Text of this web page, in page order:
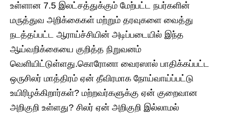
உள்ளான 7.5 இலட்சத்துக்கும் மேற்பட்ட நபர்களின்
மருத்துவ அறிக்கைகள் மற்றும் தரவுகளை வைத்து
நடத்தப்பட்ட ஆராய்ச்சியின் அடிப்படையில் இந்த
ஆய்வறிக்கையை குறித்த நிறுவனம்
வெளியிட்டுள்ளது.கொரோனா வைரஸால் பாதிக்கப்பட்ட
ஒருசிலர் மாத்திரம் ஏன் தீவிரமாக நோய்வாய்ப்பட்டு
உயிரிழக்கிறார்கள்? மற்றவர்களுக்கு ஏன் குறைவான
அறிகுறி உள்ளது? சிலர் ஏன் அறிகுறி இல்லாமல்